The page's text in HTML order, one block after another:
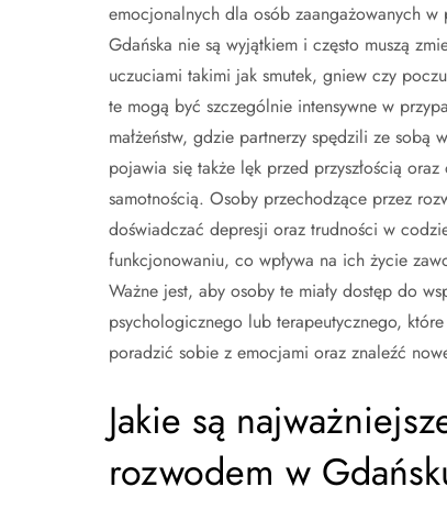
emocjonalnych dla osób zaangażowanych w
Gdańska nie są wyjątkiem i często muszą
uczuciami takimi jak smutek, gniew czy
te mogą być szczególnie intensywne w
małżeństw, gdzie partnerzy spędzili ze sobą
pojawia się także lęk przed przyszłością
samotnością. Osoby przechodzące przez
doświadczać depresji oraz trudności w
funkcjonowaniu, co wpływa na ich życie
Ważne jest, aby osoby te miały dostęp do
psychologicznego lub terapeutycznego,
poradzić sobie z emocjami oraz znaleźć
Jakie są
rozwodem w